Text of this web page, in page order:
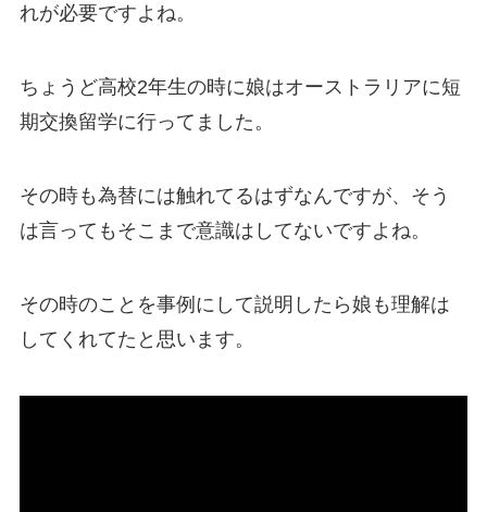
れが必要ですよね。
ちょうど高校2年生の時に娘はオーストラリアに短
期交換留学に行ってました。
その時も為替には触れてるはずなんですが、そう
は言ってもそこまで意識はしてないですよね。
その時のことを事例にして説明したら娘も理解は
してくれてたと思います。